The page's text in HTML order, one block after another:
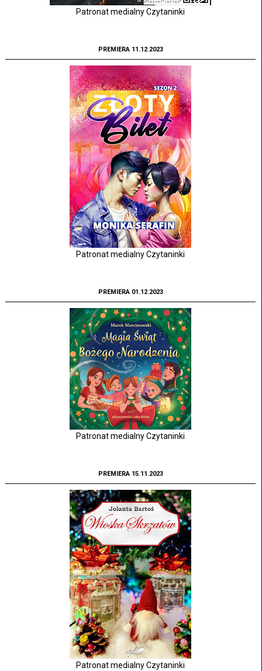
Patronat medialny Czytaninki
PREMIERA 11.12.2023
Patronat medialny Czytaninki
PREMIERA 01.12.2023
Patronat medialny Czytaninki
PREMIERA 15.11.2023
Patronat medialny Czytaninki